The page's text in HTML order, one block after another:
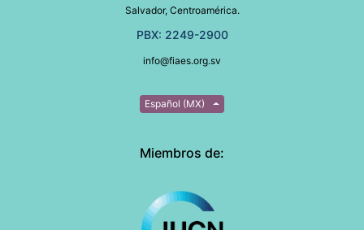
Salvador, Centroamérica.
PBX: 2249-2900
info@fiaes.org.sv
Español (MX)
Miembros de: